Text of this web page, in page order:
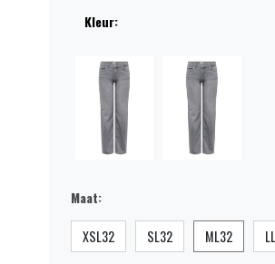
Kleur:
Maat:
XSL32 SL32 ML32